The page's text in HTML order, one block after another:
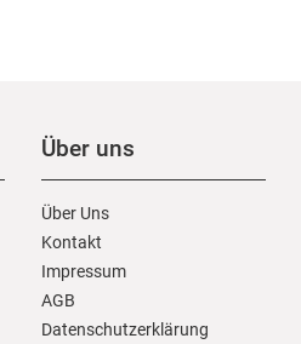
Über uns
Über Uns
Kontakt
Impressum
AGB
Daten­schutz­erklärung